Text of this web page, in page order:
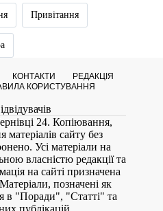
Привітання
КОНТАКТИ
РЕДАКЦІЯ
КОРИСТУВАННЯ
24. Копіювання,
сайту без
Усі матеріали на
власністю редакції та
на сайті призначена
позначені як
в "Поради", "Статті" та